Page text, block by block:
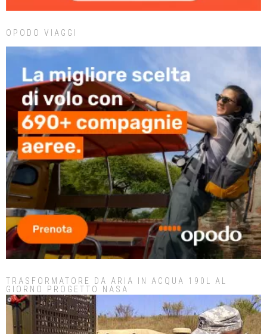
OPODO VIAGGI
TRASFORMATORE DA ARIA IN ACQUA 190L AL
GIORNO PROGETTO NASA